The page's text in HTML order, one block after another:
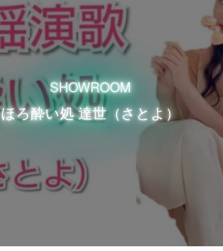
SHOWROOM
ほろ酔い処 達世（さとよ）